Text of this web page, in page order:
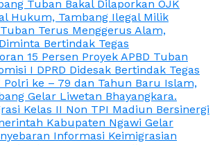
Tuban Bakal Dilaporkan OJK
Hukum, Tambang Ilegal Milik
Terus Menggerus Alam,
Bertindak Tegas
15 Persen Proyek APBD Tuban
I DPRD Didesak Bertindak Tegas
Polri ke – 79 dan Tahun Baru Islam,
Gelar Liwetan Bhayangkara.
Kelas II Non TPI Madiun Bersinergi
Kabupaten Ngawi Gelar
Informasi Keimigrasian